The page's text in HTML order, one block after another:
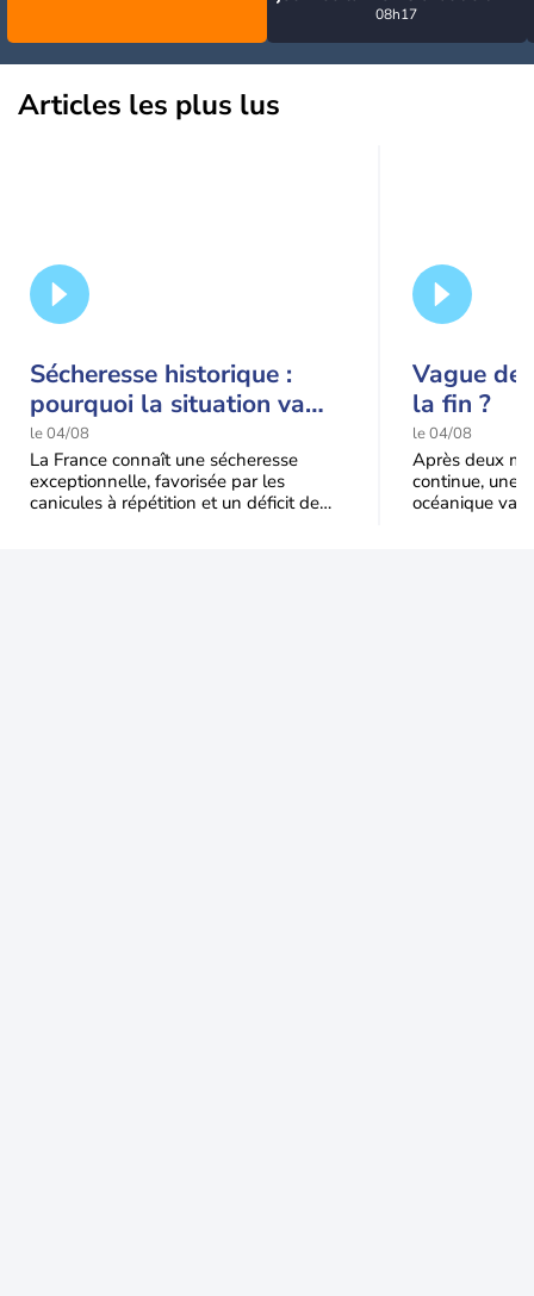
la semaine, excepté près de
la Méditerranée
08h17
Articles les plus lus
Sécheresse historique :
pourquoi la situation va
encore s'aggraver jusqu'à
la mi-août
le 04/08
La France connaît une sécheresse
exceptionnelle, favorisée par les
canicules à répétition et un déficit de
Vague de
la fin ?
le 04/08
Après deux
continue, une
océanique va